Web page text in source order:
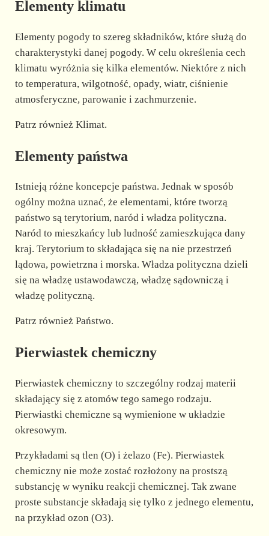
Elementy klimatu
Elementy pogody to szereg składników, które służą do
charakterystyki danej pogody. W celu określenia cech
klimatu wyróżnia się kilka elementów. Niektóre z nich
to temperatura, wilgotność, opady, wiatr, ciśnienie
atmosferyczne, parowanie i zachmurzenie.
Patrz również Klimat.
Elementy państwa
Istnieją różne koncepcje państwa. Jednak w sposób
ogólny można uznać, że elementami, które tworzą
państwo są terytorium, naród i władza polityczna.
Naród to mieszkańcy lub ludność zamieszkująca dany
kraj. Terytorium to składająca się na nie przestrzeń
lądowa, powietrzna i morska. Władza polityczna dzieli
się na władzę ustawodawczą, władzę sądowniczą i
władzę polityczną.
Patrz również Państwo.
Pierwiastek chemiczny
Pierwiastek chemiczny to szczególny rodzaj materii
składający się z atomów tego samego rodzaju.
Pierwiastki chemiczne są wymienione w układzie
okresowym.
Przykładami są tlen (O) i żelazo (Fe). Pierwiastek
chemiczny nie może zostać rozłożony na prostszą
substancję w wyniku reakcji chemicznej. Tak zwane
proste substancje składają się tylko z jednego elementu,
na przykład ozon (O3).